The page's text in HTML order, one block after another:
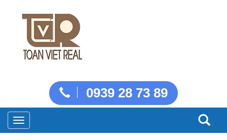
0939 28 73 89
Toggle
navigation